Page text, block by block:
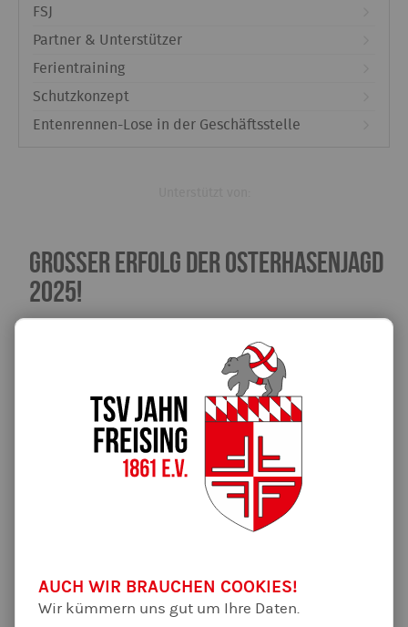
FSJ
Partner & Unterstützer
Ferientraining
Schutzkonzept
Entenrennen-Lose in der Geschäftsstelle
Großer Erfolg der Osterhasenjagd
2025!
100 Kinderhaben an unserer
Osterhasenjagd teilgenommen – und alle durften sich über
einen Schoko-Osterhasen freuen.
Bei unserer Verlosung gab es zusätzlich Grund zur Freude:
Kinder konnten einen hochwertigen Turnbeutel gewinnen
Gratulation an die glücklichen Gewinner!
Wir wollen uns zusätzlich recht herzlich für alle positiven
Rückmeldungen zur diesjährigen Osterhasenjagd bedanken!
schon auf das nächste Jahr!
AUCH WIR BRAUCHEN COOKIES!
Wir kümmern uns gut um Ihre Daten.